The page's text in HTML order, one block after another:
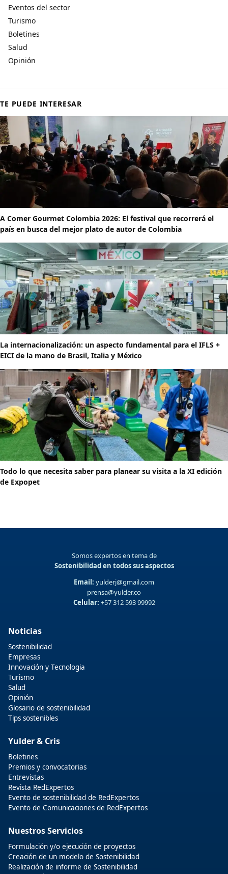
Eventos del sector
Turismo
Boletines
Salud
Opinión
TE PUEDE INTERESAR
A Comer Gourmet Colombia 2026: El festival que recorrerá el
país en busca del mejor plato de autor de Colombia
La internacionalización: un aspecto fundamental para el IFLS +
EICI de la mano de Brasil, Italia y México
Todo lo que necesita saber para planear su visita a la XI edición
de Expopet
Somos expertos en tema de
Sostenibilidad en todos sus aspectos
Email: yulderj@gmail.com
prensa@yulder.co
Celular: +57 312 593 99992
Noticias
Sostenibilidad
Empresas
Innovación y Tecnologia
Turismo
Salud
Opinión
Glosario de sostenibilidad
Tips sostenibles
Yulder & Cris
Boletines
Premios y convocatorias
Entrevistas
Revista RedExpertos
Evento de sostenibilidad de RedExpertos
Evento de Comunicaciones de RedExpertos
Nuestros Servicios
Formulación y/o ejecución de proyectos
Creación de un modelo de Sostenibilidad
Realización de informe de Sostenibilidad